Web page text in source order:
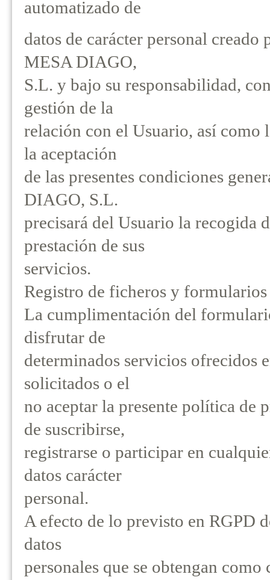
automatizado de
datos de carácter personal
MESA DIAGO,
S.L. y bajo su responsabilidad,
gestión de la
relación con el Usuario, así como
la aceptación
de las presentes condiciones
DIAGO, S.L.
precisará del Usuario la recogida
prestación de sus
servicios.
Registro de ficheros y formularios
La cumplimentación del
disfrutar de
determinados servicios ofrecidos
solicitados o el
no aceptar la presente política de
de suscribirse,
registrarse o participar en
datos carácter
personal.
A efecto de lo previsto en RGPD
datos
personales que se obtengan